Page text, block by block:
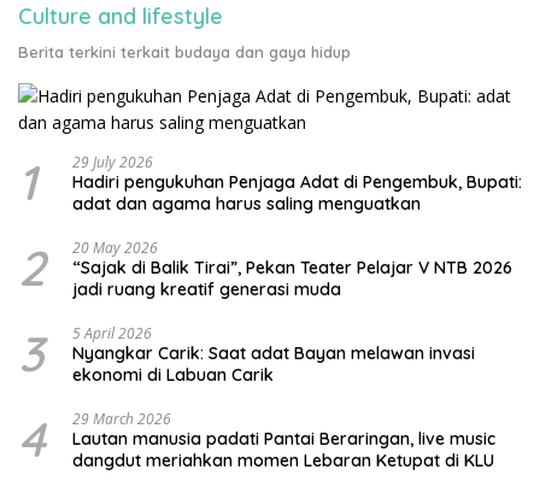
Culture and lifestyle
Berita terkini terkait budaya dan gaya hidup
1 29 July 2026
Hadiri pengukuhan Penjaga Adat di Pengembuk, Bupati:
adat dan agama harus saling menguatkan
2 20 May 2026
“Sajak di Balik Tirai”, Pekan Teater Pelajar V NTB 2026
jadi ruang kreatif generasi muda
3 5 April 2026
Nyangkar Carik: Saat adat Bayan melawan invasi
ekonomi di Labuan Carik
4 29 March 2026
Lautan manusia padati Pantai Beraringan, live music
dangdut meriahkan momen Lebaran Ketupat di KLU